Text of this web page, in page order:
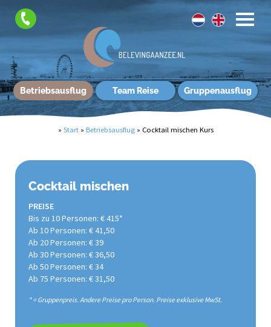
Betriebsausflug Team Reise Gruppenausflug
» Start » Betriebsausflug » Cocktail mischen Kurs
Cocktail mischen
PREISE
Bis zu 10 Personen: € 415*
Ab 10 Personen: € 41,50
Ab 20 Personen: € 39
Ab 30 Personen: € 36,50
Ab 50 Personen: € 34
Ab 75 Personen: € 31,50
* = Gruppenpreis. Andere Preise pro Person. Preise exklusive MwSt.